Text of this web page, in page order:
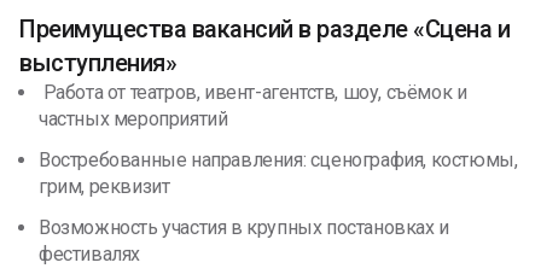
Преимущества вакансий в разделе «Сцена и
выступления»
Работа от театров, ивент-агентств, шоу, съёмок и
частных мероприятий
Востребованные направления: сценография, костюмы,
грим, реквизит
Возможность участия в крупных постановках и
фестивалях